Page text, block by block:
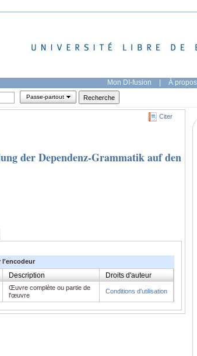
Mon DI-fusion | À
Passe-partout
Citer
der Dependenz-Grammatik auf den
l'encodeur
Description Droits d'auteur
Œuvre complète ou partie de
l'œuvre
Conditions d'utilisation